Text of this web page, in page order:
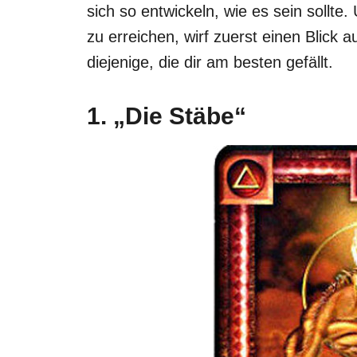
sich so entwickeln, wie es sein
zu erreichen, wirf zuerst einen Blick
diejenige, die dir am besten gefällt.
1. „Die Stäbe“